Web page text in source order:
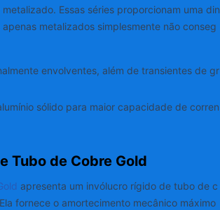
Essas séries proporcionam uma din
metalizados simplesmente não conseg
envolventes, além de transientes de gr
sólido para maior capacidade de corren
Tubo de Cobre Gold
apresenta um invólucro rígido de tubo de c
fornece o amortecimento mecânico máximo